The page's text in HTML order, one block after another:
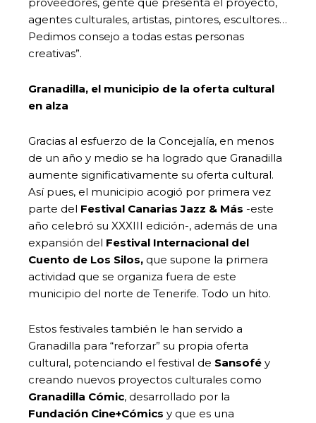
agentes culturales, artistas, pintores, escultores…
Pedimos consejo a todas estas personas
creativas”.
Granadilla, el municipio de la oferta cultural
en alza
Gracias al esfuerzo de la Concejalía, en menos
de un año y medio se ha logrado que Granadilla
aumente significativamente su oferta cultural.
Así pues, el municipio acogió por primera vez
parte del Festival Canarias Jazz & Más -este
año celebró su XXXIII edición-, además de una
expansión del Festival Internacional del
Cuento de Los Silos, que supone la primera
actividad que se organiza fuera de este
municipio del norte de Tenerife. Todo un hito.
Estos festivales también le han servido a
Granadilla para “reforzar” su propia oferta
cultural, potenciando el festival de Sansofé y
creando nuevos proyectos culturales como
Granadilla Cómic, desarrollado por la
Fundación Cine+Cómics y que es una